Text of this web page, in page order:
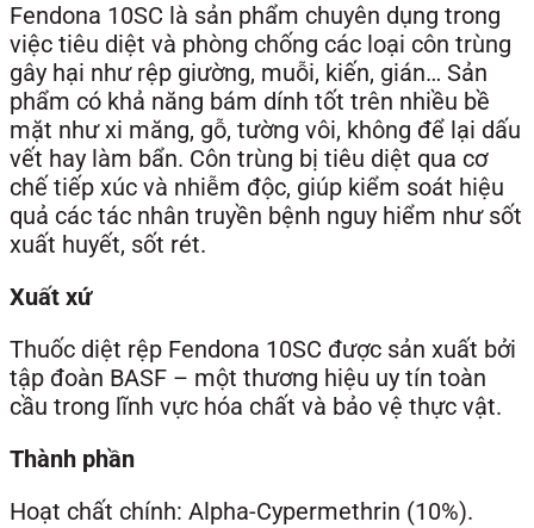
Fendona 10SC là sản phẩm chuyên dụng trong
việc tiêu diệt và phòng chống các loại côn trùng
gây hại như rệp giường, muỗi, kiến, gián… Sản
phẩm có khả năng bám dính tốt trên nhiều bề
mặt như xi măng, gỗ, tường vôi, không để lại dấu
vết hay làm bẩn. Côn trùng bị tiêu diệt qua cơ
chế tiếp xúc và nhiễm độc, giúp kiểm soát hiệu
quả các tác nhân truyền bệnh nguy hiểm như sốt
xuất huyết, sốt rét.
Xuất xứ
Thuốc diệt rệp Fendona 10SC được sản xuất bởi
tập đoàn BASF – một thương hiệu uy tín toàn
cầu trong lĩnh vực hóa chất và bảo vệ thực vật.
Thành phần
Hoạt chất chính: Alpha-Cypermethrin (10%).